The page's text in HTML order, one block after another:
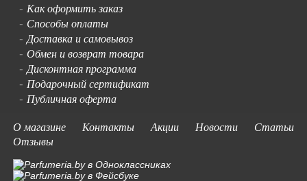
- Как оформить заказ
- Способы оплаты
-Доставка и самовывоз
- Обмен и возврат товара
-Дисконтная программа
- Подарочный сертификат
- Публичная оферта
О магазине
Контакты Акции Новости
Статьи
Отзывы